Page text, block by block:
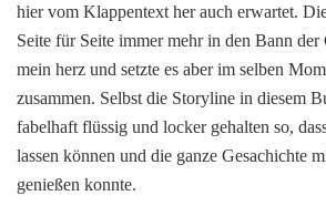
hier vom Klappentext her auch erwartet.
Seite für Seite immer mehr in den Bann der
mein herz und setzte es aber im selben
zusammen. Selbst die Storyline in diesem
fabelhaft flüssig und locker gehalten so,
lassen können und die ganze Gesachichte
genießen konnte.